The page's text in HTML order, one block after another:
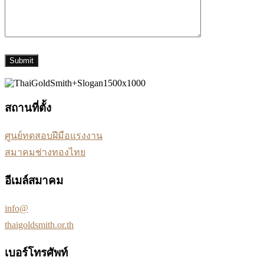
สถานที่ตั้ง
ศูนย์ทดสอบฝีมือแรงงาน
สมาคมช่างทองไทย
อีเมล์สมาคม
info@
thaigoldsmith.or.th
เบอร์โทรศัพท์